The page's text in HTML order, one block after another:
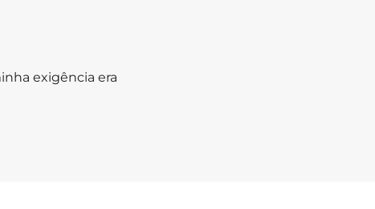
exigência era